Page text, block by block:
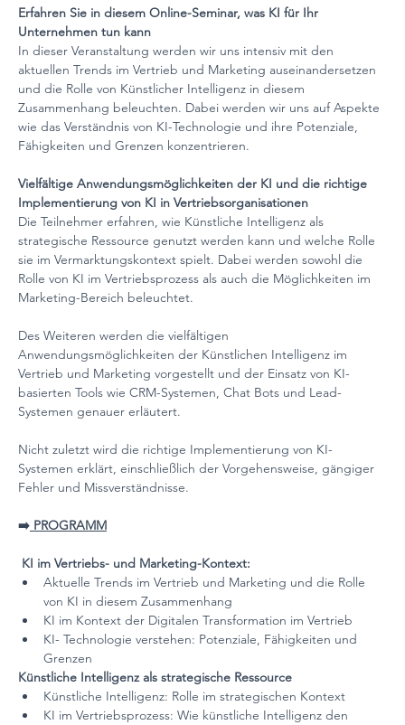
Erfahren Sie in diesem Online-Seminar, was KI für Ihr
Unternehmen tun kann
In dieser Veranstaltung werden wir uns intensiv mit den
aktuellen Trends im Vertrieb und Marketing auseinandersetzen
und die Rolle von Künstlicher Intelligenz in diesem
Zusammenhang beleuchten. Dabei werden wir uns auf Aspekte
wie das Verständnis von KI-Technologie und ihre Potenziale,
Fähigkeiten und Grenzen konzentrieren.
Vielfältige Anwendungsmöglichkeiten der KI und die richtige
Implementierung von KI in Vertriebsorganisationen
Die Teilnehmer erfahren, wie Künstliche Intelligenz als
strategische Ressource genutzt werden kann und welche Rolle
sie im Vermarktungskontext spielt. Dabei werden sowohl die
Rolle von KI im Vertriebsprozess als auch die Möglichkeiten im
Marketing-Bereich beleuchtet.
Des Weiteren werden die vielfältigen
Anwendungsmöglichkeiten der Künstlichen Intelligenz im
Vertrieb und Marketing vorgestellt und der Einsatz von KI-
basierten Tools wie CRM-Systemen, Chat Bots und Lead-
Systemen genauer erläutert.
Nicht zuletzt wird die richtige Implementierung von KI-
Systemen erklärt, einschließlich der Vorgehensweise, gängiger
Fehler und Missverständnisse.
➡️ PROGRAMM
KI im Vertriebs- und Marketing-Kontext:
Aktuelle Trends im Vertrieb und Marketing und die Rolle
von KI in diesem Zusammenhang
KI im Kontext der Digitalen Transformation im Vertrieb
KI- Technologie verstehen: Potenziale, Fähigkeiten und
Grenzen
Künstliche Intelligenz als strategische Ressource
Künstliche Intelligenz: Rolle im strategischen Kontext
KI im Vertriebsprozess: Wie künstliche Intelligenz den